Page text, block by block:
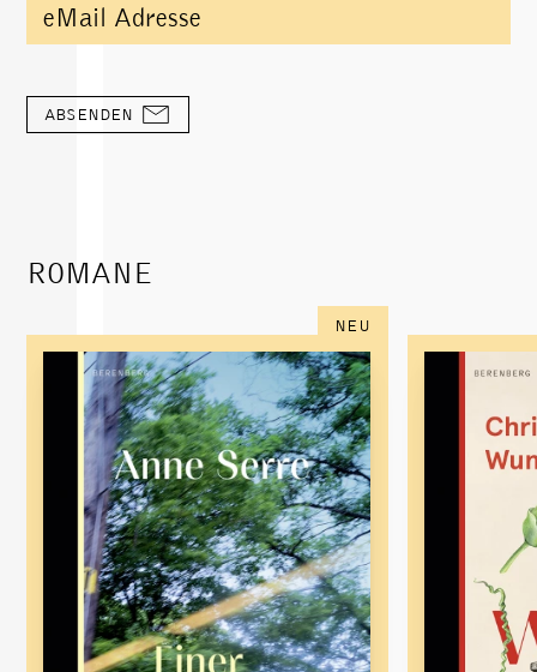
ABSENDEN
ROMANE
NEU